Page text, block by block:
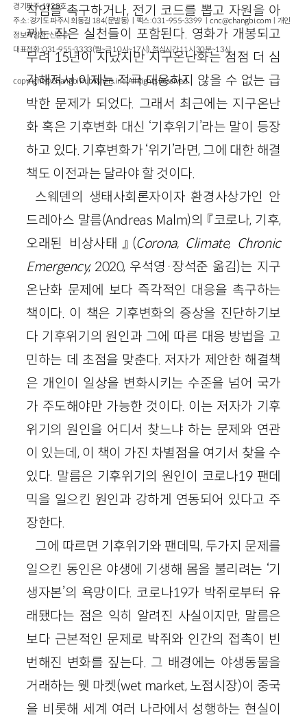
직임을 촉구하거나, 전기 코드를 뽑고 자원을 아
끼는 작은 실천들이 포함된다. 영화가 개봉되고
무려 15년이 지났지만 지구온난화는 점점 더 심
각해져서 이제는 적극 대응하지 않을 수 없는 급
박한 문제가 되었다. 그래서 최근에는 지구온난
화 혹은 기후변화 대신 ‘기후위기’라는 말이 등장
하고 있다. 기후변화가 ‘위기’라면, 그에 대한 해결
책도 이전과는 달라야 할 것이다.
스웨덴의 생태사회론자이자 환경사상가인 안
드레아스 말름(Andreas Malm)의 『코로나, 기후,
오래된 비상사태』(Corona, Climate, Chronic
Emergency, 2020, 우석영·장석준 옮김)는 지구
온난화 문제에 보다 즉각적인 대응을 촉구하는
책이다. 이 책은 기후변화의 증상을 진단하기보
다 기후위기의 원인과 그에 따른 대응 방법을 고
민하는 데 초점을 맞춘다. 저자가 제안한 해결책
은 개인이 일상을 변화시키는 수준을 넘어 국가
가 주도해야만 가능한 것이다. 이는 저자가 기후
위기의 원인을 어디서 찾느냐 하는 문제와 연관
이 있는데, 이 책이 가진 차별점을 여기서 찾을 수
있다. 말름은 기후위기의 원인이 코로나19 팬데
믹을 일으킨 원인과 강하게 연동되어 있다고 주
장한다.
그에 따르면 기후위기와 팬데믹, 두가지 문제를
일으킨 동인은 야생에 기생해 몸을 불리려는 ‘기
생자본’의 욕망이다. 코로나19가 박쥐로부터 유
래됐다는 점은 익히 알려진 사실이지만, 말름은
보다 근본적인 문제로 박쥐와 인간의 접촉이 빈
번해진 변화를 짚는다. 그 배경에는 야생동물을
거래하는 웻 마켓(wet market, 노점시장)이 중국
을 비롯해 세계 여러 나라에서 성행하는 현실이
경기파주-1928호
주소 : 경기도 파주시 회동길 184(문발동)ㅣ팩스 : 031-955-3399 ㅣcnc@changbi.com ㅣ개인
정보책임자 : 신문수
대표전화 : 031-955-3333(월~금 10시~17시), 점심시간 11시 30분~13시
copyright © Changbi Publishers, inc. All Rights Reserved.